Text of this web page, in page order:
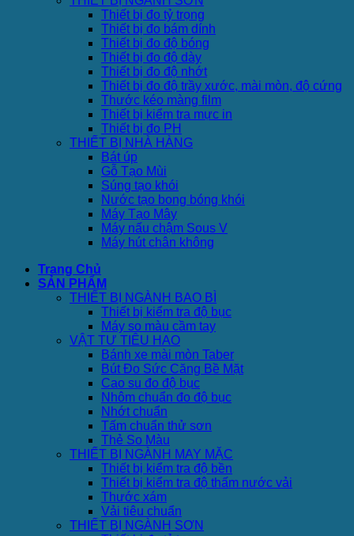
Thiết bị đo tỷ trọng
Thiết bị đo bám dính
Thiết bị đo độ bóng
Thiết bị đo độ dày
Thiết bị đo độ nhớt
Thiết bị đo độ trầy xước, mài mòn, độ cứng
Thước kéo màng film
Thiết bị kiểm tra mực in
Thiết bị đo PH
THIẾT BỊ NHÀ HÀNG
Bát úp
Gỗ Tạo Mùi
Súng tạo khói
Nước tạo bong bóng khói
Máy Tạo Mây
Máy nấu chậm Sous V
Máy hút chân không
Trang Chủ
SẢN PHẨM
THIẾT BỊ NGÀNH BAO BÌ
Thiết bị kiểm tra độ bục
Máy so màu cầm tay
VẬT TƯ TIÊU HAO
Bánh xe mài mòn Taber
Bút Đo Sức Căng Bề Mặt
Cao su đo độ bục
Nhôm chuẩn đo độ bục
Nhớt chuẩn
Tấm chuẩn thử sơn
Thẻ So Màu
THIẾT BỊ NGÀNH MAY MẶC
Thiết bị kiểm tra độ bền
Thiết bị kiểm tra độ thấm nước vải
Thước xám
Vải tiêu chuẩn
THIẾT BỊ NGÀNH SƠN